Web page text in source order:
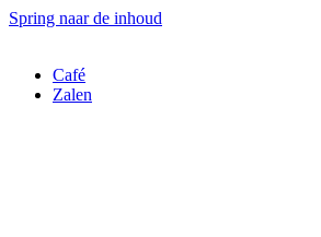
Spring naar de inhoud
Café
Zalen